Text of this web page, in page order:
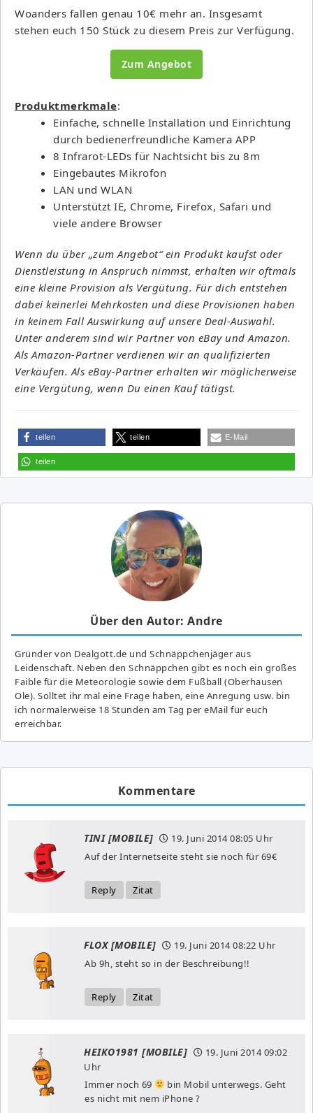
Woanders fallen genau 10€ mehr an. Insgesamt
stehen euch 150 Stück zu diesem Preis zur Verfügung.
Zum Angebot
Produktmerkmale:
Einfache, schnelle Installation und Einrichtung
durch bedienerfreundliche Kamera APP
8 Infrarot-LEDs für Nachtsicht bis zu 8m
Eingebautes Mikrofon
LAN und WLAN
Unterstützt IE, Chrome, Firefox, Safari und
viele andere Browser
Wenn du über „zum Angebot“ ein Produkt kaufst oder
Dienstleistung in Anspruch nimmst, erhalten wir oftmals
eine kleine Provision als Vergütung. Für dich entstehen
dabei keinerlei Mehrkosten und diese Provisionen haben
in keinem Fall Auswirkung auf unsere Deal-Auswahl.
Unter anderem sind wir Partner von eBay und Amazon.
Als Amazon-Partner verdienen wir an qualifizierten
Verkäufen. Als eBay-Partner erhalten wir möglicherweise
eine Vergütung, wenn Du einen Kauf tätigst.
teilen teilen E-Mail
teilen
Über den Autor: Andre
Gründer von Dealgott.de und Schnäppchenjäger aus
Leidenschaft. Neben den Schnäppchen gibt es noch ein großes
Fai­ble für die Meteorologie sowie dem Fußball (Oberhausen
Ole). Solltet ihr mal eine Frage haben, eine Anregung usw. bin
ich normalerweise 18 Stunden am Tag per eMail für euch
erreichbar.
Kommentare
TINI [MOBILE] 19. Juni 201408:05 Uhr
Auf der Internetseite steht sie noch für 69€
Reply Zitat
FLOX [MOBILE] 19. Juni 201408:22 Uhr
Ab 9h, steht so in der Beschreibung!!
Reply Zitat
HEIKO1981 [MOBILE] 19. Juni 201409:02
Uhr
Immer noch 69
bin Mobil unterwegs. Geht
es nicht mit nem iPhone ?